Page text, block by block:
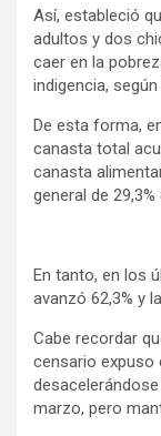
Así, estableció
adultos y dos
caer en la
indigencia,
De esta forma,
canasta total
canasta
general de
En tanto, en los
avanzó 62,3% y
Cabe recordar
censario expuso
marzo, pero